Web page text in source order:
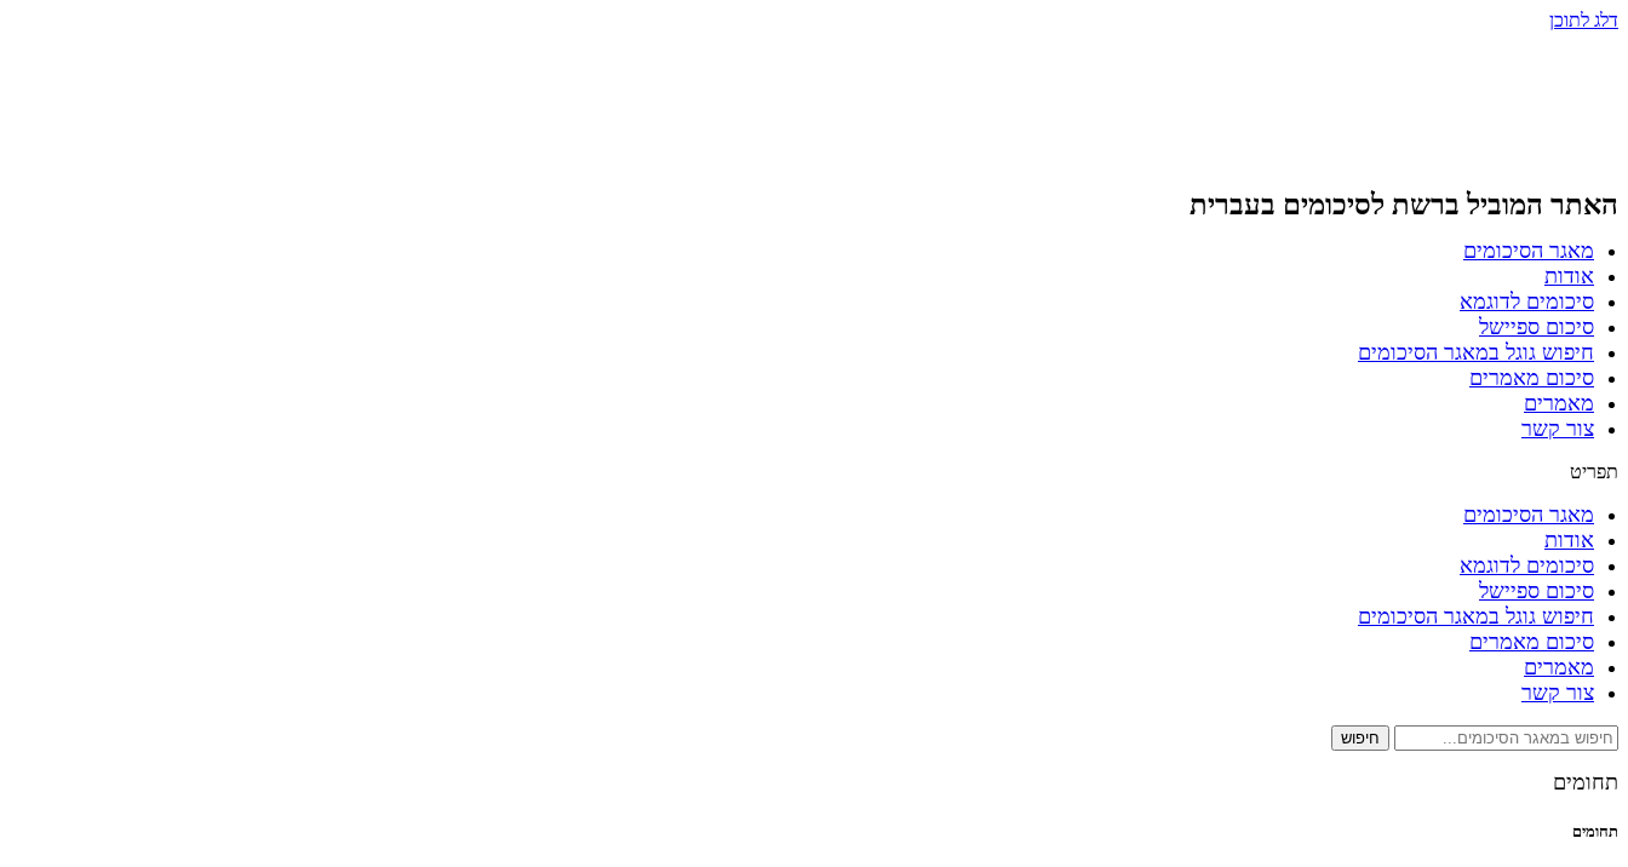
דלג לתוכן
האתר המוביל ברשת לסיכומים בעברית
מאגר הסיכומים
אודות
סיכומים לדוגמא
סיכום ספיישל
חיפוש גוגל במאגר הסיכומים
סיכום מאמרים
מאמרים
צור קשר
תפריט
מאגר הסיכומים
אודות
סיכומים לדוגמא
סיכום ספיישל
חיפוש גוגל במאגר הסיכומים
סיכום מאמרים
מאמרים
צור קשר
חיפוש
תחומים
תחומים